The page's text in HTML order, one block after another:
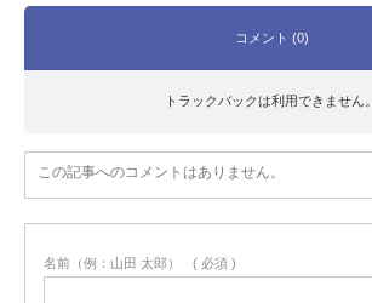
コメント (0)
トラックバックは利用できません。
この記事へのコメントはありません。
名前（例：山田 太郎） ( 必須 )